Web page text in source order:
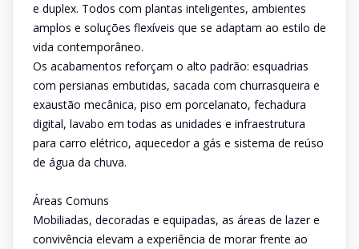
e duplex. Todos com plantas inteligentes, ambientes
amplos e soluções flexíveis que se adaptam ao estilo de
vida contemporâneo.
Os acabamentos reforçam o alto padrão: esquadrias
com persianas embutidas, sacada com churrasqueira e
exaustão mecânica, piso em porcelanato, fechadura
digital, lavabo em todas as unidades e infraestrutura
para carro elétrico, aquecedor a gás e sistema de reúso
de água da chuva.
Áreas Comuns
Mobiliadas, decoradas e equipadas, as áreas de lazer e
convivência elevam a experiência de morar frente ao